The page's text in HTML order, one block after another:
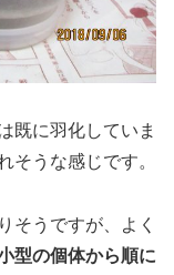
既に羽化していま
そうな感じです。
そうですが、よく
型の個体から順に